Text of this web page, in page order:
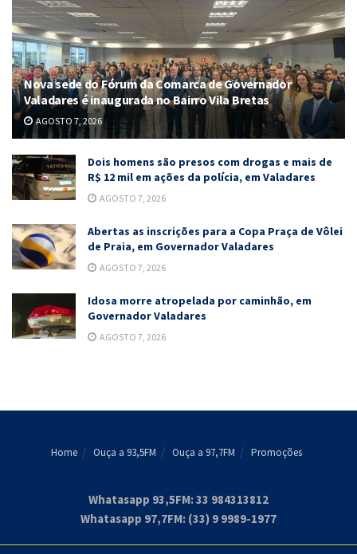
Nova sede do Fórum da Comarca de Governador
Valadares é inaugurada no Bairro Vila Bretas
AGOSTO 7, 2026
Dois homens são presos com drogas e mais de
R$ 12 mil em ações da polícia, em Valadares
AGOSTO 7, 2026
Abertas as inscrições para a Copa Praça de Vôlei
de Praia, em Governador Valadares
AGOSTO 7, 2026
Idosa morre atropelada por caminhão, em
Governador Valadares
AGOSTO 7, 2026
Home Ouça a 93,5FM Ouça a 97,7FM Promoções
Whatasapp 93,5FM: 33 984313812
Whatasapp 97,7FM: (33) 9 9989-1977